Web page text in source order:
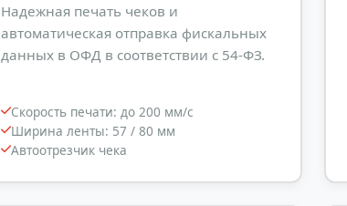
Надежная печать чеков и
автоматическая отправка фискальных
данных в ОФД в соответствии с 54-ФЗ.
Скорость печати: до 200 мм/с
Ширина ленты: 57 / 80 мм
Автоотрезчик чека